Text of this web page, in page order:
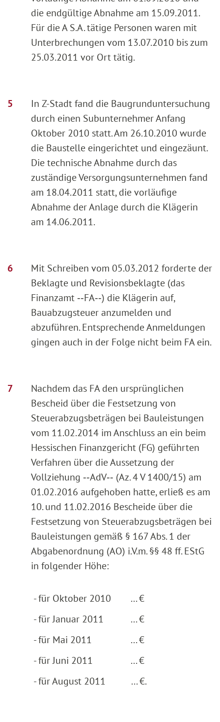
die endgültige Abnahme am 15.09.2011.
Für die A S.A. tätige Personen waren mit
Unterbrechungen vom 13.07.2010 bis zum
25.03.2011 vor Ort tätig.
In Z-Stadt fand die Baugrunduntersuchung
durch einen Subunternehmer Anfang
Oktober 2010 statt. Am 26.10.2010 wurde
die Baustelle eingerichtet und eingezäunt.
Die technische Abnahme durch das
zuständige Versorgungsunternehmen fand
am 18.04.2011 statt, die vorläufige
Abnahme der Anlage durch die Klägerin
am 14.06.2011.
Mit Schreiben vom 05.03.2012 forderte der
Beklagte und Revisionsbeklagte (das
Finanzamt ‑‑FA‑‑) die Klägerin auf,
Bauabzugsteuer anzumelden und
abzuführen. Entsprechende Anmeldungen
gingen auch in der Folge nicht beim FA ein.
Nachdem das FA den ursprünglichen
Bescheid über die Festsetzung von
Steuerabzugsbeträgen bei Bauleistungen
vom 11.02.2014 im Anschluss an ein beim
Hessischen Finanzgericht (FG) geführten
Verfahren über die Aussetzung der
Vollziehung ‑‑AdV‑‑ (Az. 4 V 1400/15) am
01.02.2016 aufgehoben hatte, erließ es am
10. und 11.02.2016 Bescheide über die
Festsetzung von Steuerabzugsbeträgen bei
Bauleistungen gemäß § 167 Abs. 1 der
Abgabenordnung (AO) i.V.m. §§ 48 ff. EStG
in folgender Höhe:
- für Oktober 2010
... €
- für Januar 2011
... €
- für Mai 2011
... €
- für Juni 2011
... €
- für August 2011
... €.